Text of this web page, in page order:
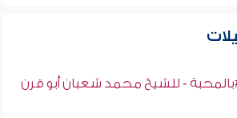
- للشيخ محمد شعبان أبو قرن